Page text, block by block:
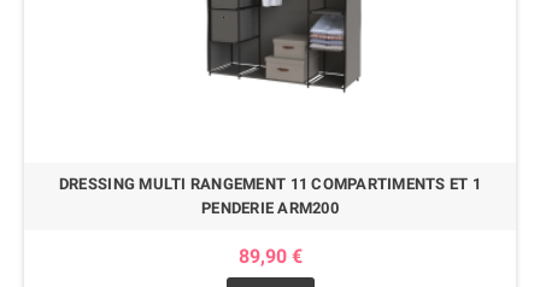
DRESSING MULTI RANGEMENT 11 COMPARTIMENTS ET 1
PENDERIE ARM200
89,90 €